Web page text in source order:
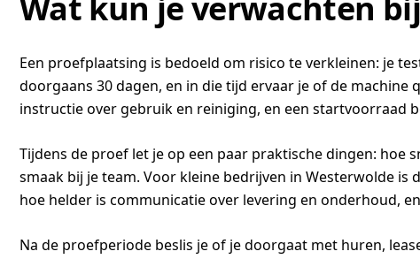
Een proefplaatsing is bedoeld om risico te verkleinen: je
doorgaans 30 dagen, en in die tijd ervaar je of de
instructie over gebruik en reiniging, en een startvoorraad
Tijdens de proef let je op een paar praktische dingen: hoe
smaak bij je team. Voor kleine bedrijven in Westerwolde
hoe helder is communicatie over levering en onderhoud,
Na de proefperiode beslis je of je doorgaat met huren,